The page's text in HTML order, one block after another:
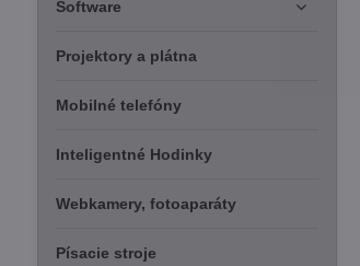
Software
Projektory a plátna
Mobilné telefóny
Inteligentné Hodinky
Webkamery, fotoaparáty
Písacie stroje